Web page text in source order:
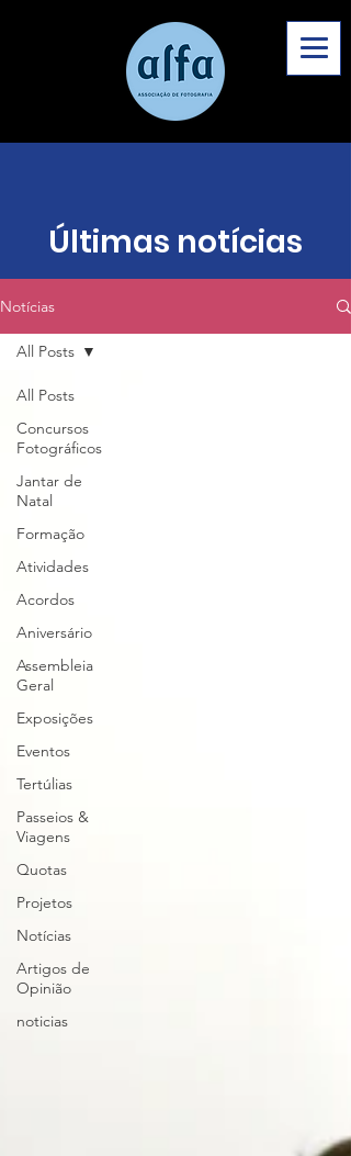
Últimas notícias
Notícias
All Posts
Concursos
Fotográficos
Jantar de
Natal
Formação
Atividades
Acordos
Aniversário
Assembleia
Geral
Exposições
Eventos
Tertúlias
Passeios &
Viagens
Quotas
Projetos
Notícias
Artigos de
Opinião
noticias
All Posts